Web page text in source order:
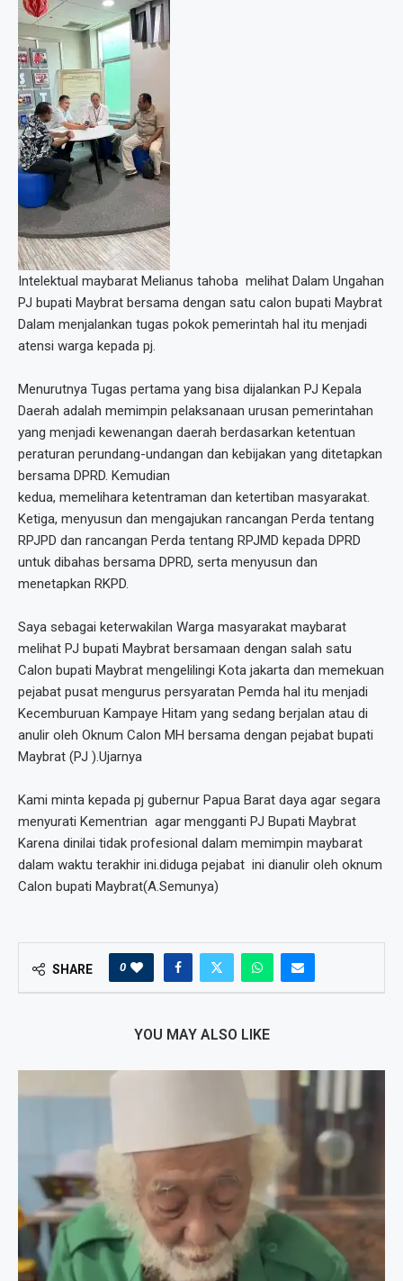
Intelektual maybarat Melianus tahoba melihat Dalam Ungahan
PJ bupati Maybrat bersama dengan satu calon bupati Maybrat
Dalam menjalankan tugas pokok pemerintah hal itu menjadi
atensi warga kepada pj.
Menurutnya Tugas pertama yang bisa dijalankan PJ Kepala
Daerah adalah memimpin pelaksanaan urusan pemerintahan
yang menjadi kewenangan daerah berdasarkan ketentuan
peraturan perundang-undangan dan kebijakan yang ditetapkan
bersama DPRD. Kemudian
kedua, memelihara ketentraman dan ketertiban masyarakat.
Ketiga, menyusun dan mengajukan rancangan Perda tentang
RPJPD dan rancangan Perda tentang RPJMD kepada DPRD
untuk dibahas bersama DPRD, serta menyusun dan
menetapkan RKPD.
Saya sebagai keterwakilan Warga masyarakat maybarat
melihat PJ bupati Maybrat bersamaan dengan salah satu
Calon bupati Maybrat mengelilingi Kota jakarta dan memekuan
pejabat pusat mengurus persyaratan Pemda hal itu menjadi
Kecemburuan Kampaye Hitam yang sedang berjalan atau di
anulir oleh Oknum Calon MH bersama dengan pejabat bupati
Maybrat (PJ ).Ujarnya
Kami minta kepada pj gubernur Papua Barat daya agar segara
menyurati Kementrian agar mengganti PJ Bupati Maybrat
Karena dinilai tidak profesional dalam memimpin maybarat
dalam waktu terakhir ini.diduga pejabat ini dianulir oleh oknum
Calon bupati Maybrat(A.Semunya)
SHARE 0
YOU MAY ALSO LIKE